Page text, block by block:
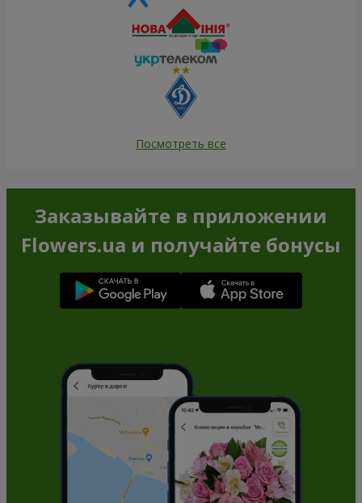
Посмотреть все
Заказывайте в приложении
Flowers.ua и получайте бонусы